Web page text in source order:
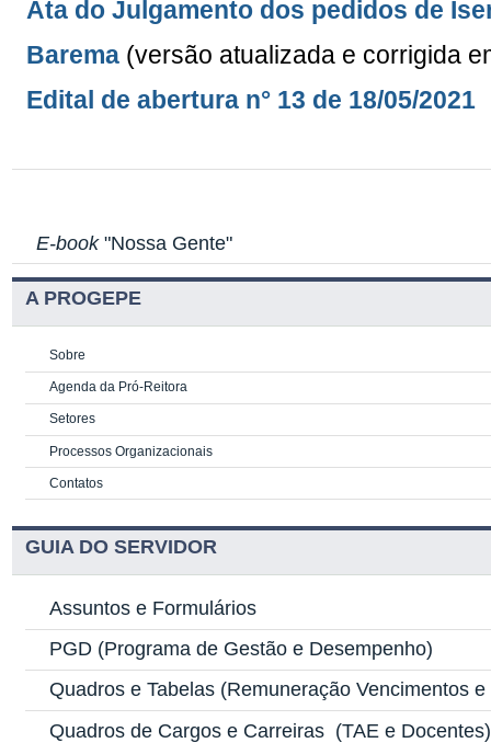
Ata do Julgamento dos pedidos de
Barema (versão atualizada e corrigida
Edital de abertura n° 13 de 18/05/2021
E-book"Nossa Gente"
A PROGEPE
Sobre
Agenda da Pró-Reitora
Setores
Processos Organizacionais
Contatos
GUIA DO SERVIDOR
Assuntos e Formulários
PGD (Programa de Gestão e Desempenho)
Quadros e Tabelas (Remuneração Vencimentos
Quadros de Cargos e Carreiras (TAE e Docentes)